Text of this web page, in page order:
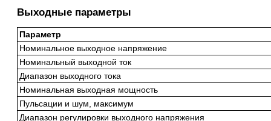
Выходные параметры
Параметр
Номинальное выходное напряжение
Номинальный выходной ток
Диапазон выходного тока
Номинальная выходная мощность
Пульсации и шум, максимум
Диапазон регулировки выходного напряжения